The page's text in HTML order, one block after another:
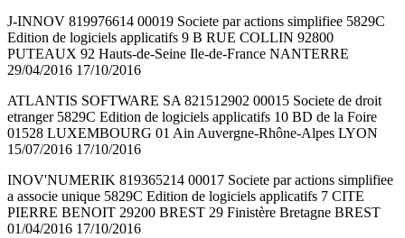
J-INNOV 819976614 00019 Societe par actions simplifiee 5829C
Edition de logiciels applicatifs 9 B RUE COLLIN 92800
PUTEAUX 92 Hauts-de-Seine Ile-de-France NANTERRE
29/04/2016 17/10/2016
ATLANTIS SOFTWARE SA 821512902 00015 Societe de droit
etranger 5829C Edition de logiciels applicatifs 10 BD de la Foire
01528 LUXEMBOURG 01 Ain Auvergne-Rhône-Alpes LYON
15/07/2016 17/10/2016
INOV'NUMERIK 819365214 00017 Societe par actions simplifiee
a associe unique 5829C Edition de logiciels applicatifs 7 CITE
PIERRE BENOIT 29200 BREST 29 Finistère Bretagne BREST
01/04/2016 17/10/2016